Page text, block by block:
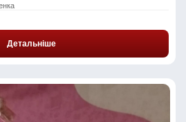
Детальніше